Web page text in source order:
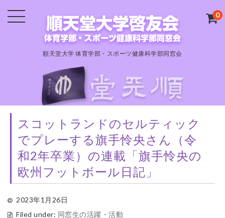
順天堂大学 体育学部・スポーツ健康科学部同窓会
0
スコットランドのセルティック
でプレーする旗手怜央さん（令
和2年卒業）の連載「旗手怜央の
欧州フットボール日記」
2023年1月26日
Filed under: 同窓生の活躍・活動